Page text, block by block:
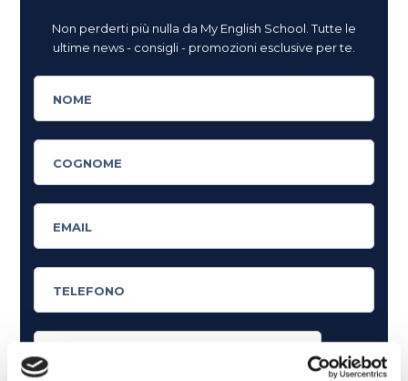
Non perderti più nulla da My English School. Tutte le
ultime news - consigli - promozioni esclusive per te.